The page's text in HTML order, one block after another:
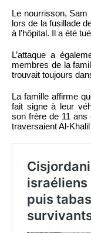
Le nourrisson, Sam
lors de la fusillade
à l’hôpital. Il a été
L’attaque a
membres de la
trouvait toujours
La famille affirme
fait signe à leur
son frère de 11 ans
traversaient Al-